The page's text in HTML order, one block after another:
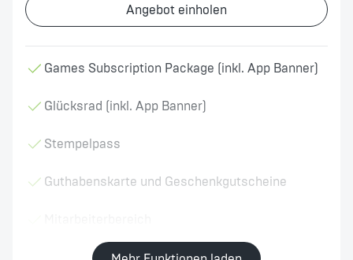
Web Loyalty Portal
Rechtesystem
Angebot einholen
Games Subscription Package (inkl. App Banner)
Glücksrad (inkl. App Banner)
Stempelpass
Guthabenskarte und Geschenkgutscheine